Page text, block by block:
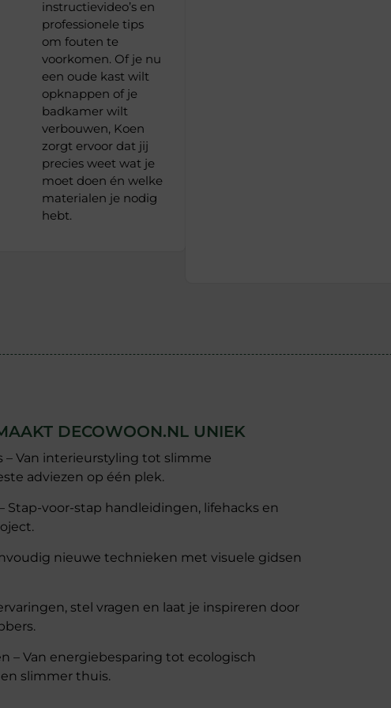
instructievideo’s en
professionele tips
om fouten te
voorkomen. Of je nu
een oude kast wilt
opknappen of je
badkamer wilt
verbouwen, Koen
zorgt ervoor dat jij
precies weet wat je
moet doen én welke
materialen je nodig
hebt.
DECOWOON.NL UNIEK
– Van interieurstyling tot slimme
adviezen op één plek.
Stap-voor-stap handleidingen, lifehacks en
nieuwe technieken met visuele gidsen
stel vragen en laat je inspireren door
– Van energiebesparing tot ecologisch
slimmer thuis.